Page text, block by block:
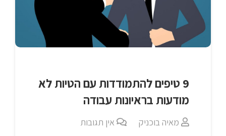
9 טיפים להתמודדות עם הטיות לא
מודעות בראיונות עבודה
מאיה בוכניק אין תגובות